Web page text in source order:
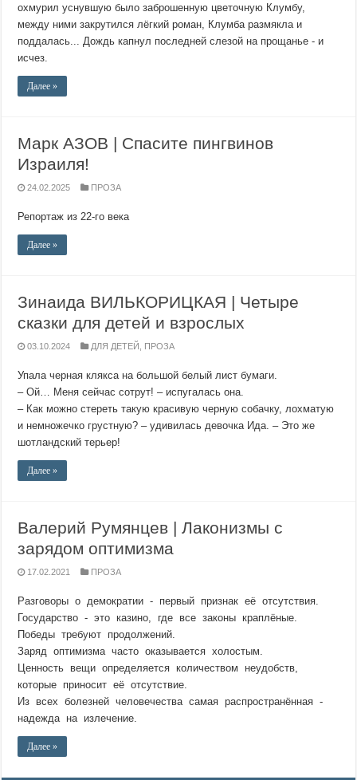
охмурил уснувшую было заброшенную цветочную Клумбу,
между ними закрутился лёгкий роман, Клумба размякла и
поддалась... Дождь капнул последней слезой на прощанье - и
исчез.
Далее »
Марк АЗОВ | Спасите пингвинов
Израиля!
24.02.2025 ПРОЗА
Репортаж из 22-го века
Далее »
Зинаида ВИЛЬКОРИЦКАЯ | Четыре
сказки для детей и взрослых
03.10.2024 ДЛЯ ДЕТЕЙ ПРОЗА
Упала черная клякса на большой белый лист бумаги.
– Ой… Меня сейчас сотрут! – испугалась она.
– Как можно стереть такую красивую черную собачку, лохматую
и немножечко грустную? – удивилась девочка Ида. – Это же
шотландский терьер!
Далее »
Валерий Румянцев | Лаконизмы с
зарядом оптимизма
17.02.2021 ПРОЗА
Разговоры о демократии - первый признак её отсутствия.
Государство - это казино, где все законы краплёные.
Победы требуют продолжений.
Заряд оптимизма часто оказывается холостым.
Ценность вещи определяется количеством неудобств,
которые приносит её отсутствие.
Из всех болезней человечества самая распространённая -
надежда на излечение.
Далее »